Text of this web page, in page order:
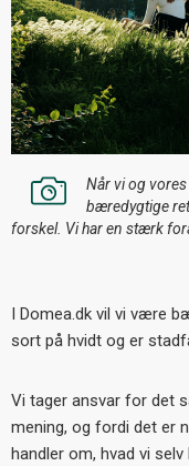
Når vi og
bæredygtige
forskel. Vi har en stærk
I Domea.dk vil vi være
sort på hvidt og er
Vi tager ansvar for det
mening, og fordi det er
handler om, hvad vi